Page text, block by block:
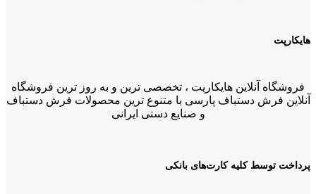
هایکارپت
فروشگاه آنلاین هایکارپت ، تخصصی ترین و به روز ترین فروشگاه
آنلاین فرش دستباف پارسی با متنوع ترین محصولات فرش دستباف
و صنایع دستی ایرانی
پرداخت توسط کلیه کارت‌های بانکی